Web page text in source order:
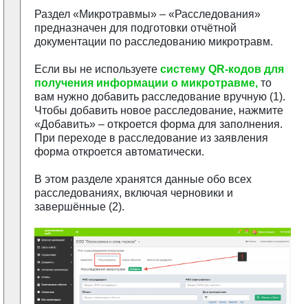
Раздел «Микротравмы» – «Расследования»
предназначен для подготовки отчётной
документации по расследованию микротравм.
Если вы не используете систему QR-кодов для
получения информации о микротравме, то
вам нужно добавить расследование вручную (1).
Чтобы добавить новое расследование, нажмите
«Добавить» – откроется форма для заполнения.
При переходе в расследование из заявления
форма откроется автоматически.
В этом разделе хранятся данные обо всех
расследованиях, включая черновики и
завершённые (2).